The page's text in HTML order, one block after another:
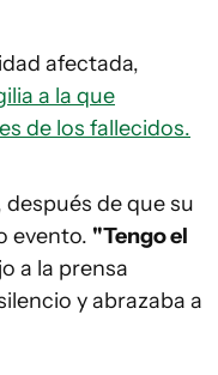
afectada,
a la que
de los fallecidos.
después de que su
evento. "Tengo el
a la prensa
y abrazaba a